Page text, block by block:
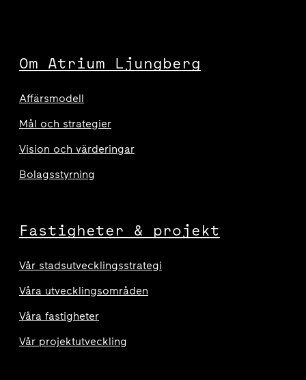
Om Atrium Ljungberg
Affärsmodell
Mål och strategier
Vision och värderingar
Bolagsstyrning
Fastigheter & projekt
Vår stadsutvecklingsstrategi
Våra utvecklingsområden
Våra fastigheter
Vår projektutveckling